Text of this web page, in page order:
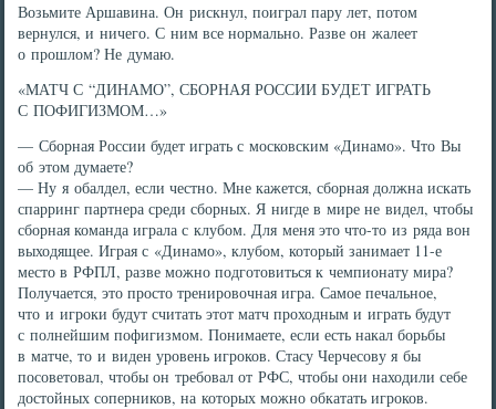
Возьмите Аршавина. Он рискнул, поиграл пару лет, потом
вернулся, и ничего. С ним все нормально. Разве он жалеет
о прошлом? Не думаю.
«МАТЧ С “ДИНАМО”, СБОРНАЯ РОССИИ БУДЕТ ИГРАТЬ
С ПОФИГИЗМОМ…»
— Сборная России будет играть с московским «Динамо». Что Вы
об этом думаете?
— Ну я обалдел, если честно. Мне кажется, сборная должна искать
спарринг партнера среди сборных. Я нигде в мире не видел, чтобы
сборная команда играла с клубом. Для меня это что-то из ряда вон
выходящее. Играя с «Динамо», клубом, который занимает 11-е
место в РФПЛ, разве можно подготовиться к чемпионату мира?
Получается, это просто тренировочная игра. Самое печальное,
что и игроки будут считать этот матч проходным и играть будут
с полнейшим пофигизмом. Понимаете, если есть накал борьбы
в матче, то и виден уровень игроков. Стасу Черчесову я бы
посоветовал, чтобы он требовал от РФС, чтобы они находили себе
достойных соперников, на которых можно обкатать игроков.